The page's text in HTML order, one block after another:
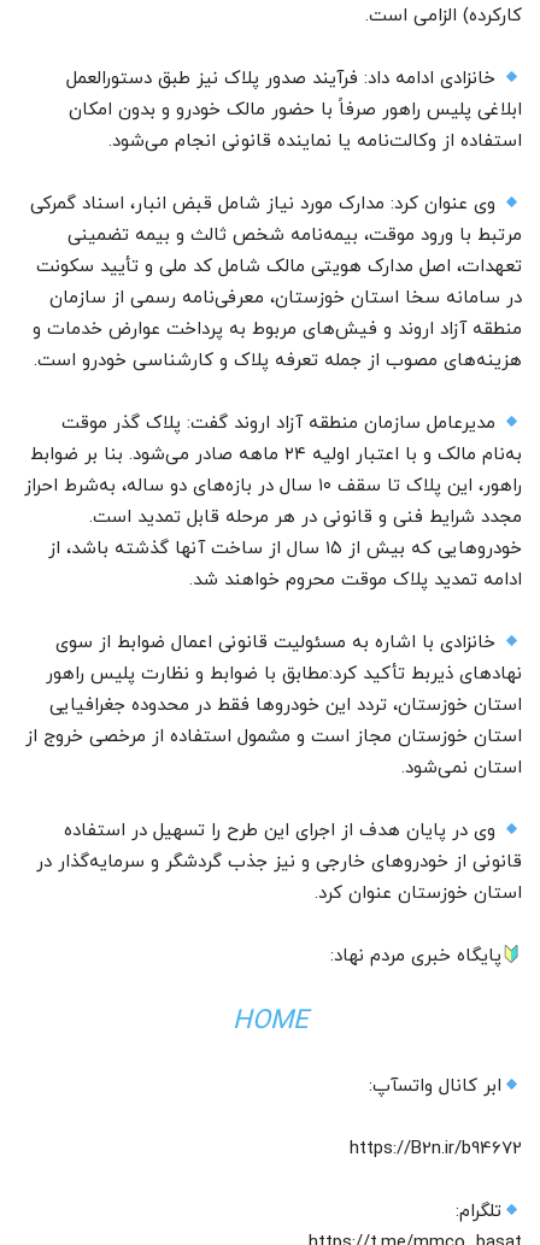
کارکرده) الزامی است.
خانزادی ادامه داد: فرآیند صدور پلاک نیز طبق دستورالعمل
ابلاغی پلیس راهور صرفاً با حضور مالک خودرو و بدون امکان
استفاده از وکالت‌نامه یا نماینده قانونی انجام می‌شود.
وی عنوان کرد: مدارک مورد نیاز شامل قبض انبار، اسناد گمرکی
مرتبط با ورود موقت، بیمه‌نامه شخص ثالث و بیمه تضمینی
تعهدات، اصل مدارک هویتی مالک شامل کد ملی و تأیید سکونت
در سامانه سخا استان خوزستان، معرفی‌نامه رسمی از سازمان
منطقه آزاد اروند و فیش‌های مربوط به پرداخت عوارض خدمات و
هزینه‌های مصوب از جمله تعرفه پلاک و کارشناسی خودرو است.
مدیرعامل سازمان منطقه آزاد اروند گفت: پلاک گذر موقت
به‌نام مالک و با اعتبار اولیه ۲۴ ماهه صادر می‌شود. بنا بر ضوابط
راهور، این پلاک تا سقف ۱۰ سال در بازه‌های دو ساله، به‌شرط احراز
مجدد شرایط فنی و قانونی در هر مرحله قابل تمدید است.
خودرو‌هایی که بیش از ۱۵ سال از ساخت آنها گذشته باشد، از
ادامه تمدید پلاک موقت محروم خواهند شد.
خانزادی با اشاره به مسئولیت قانونی اعمال ضوابط از سوی
نهاد‌های ذیربط تأکید کرد:مطابق با ضوابط و نظارت پلیس راهور
استان خوزستان، تردد این خودرو‌ها فقط در محدوده جغرافیایی
استان خوزستان مجاز است و مشمول استفاده از مرخصی خروج از
استان نمی‌شود.
وی در پایان هدف از اجرای این طرح را تسهیل در استفاده
قانونی از خودرو‌های خارجی و نیز جذب گردشگر و سرمایه‌گذار در
استان خوزستان عنوان کرد.
پایگاه خبری مردم نهاد:
HOME
ابر کانال واتسآپ:
https://B2n.ir/b94672
تلگرام: